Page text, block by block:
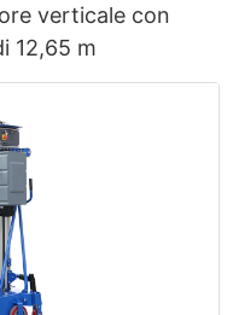
verticale con
12,65 m